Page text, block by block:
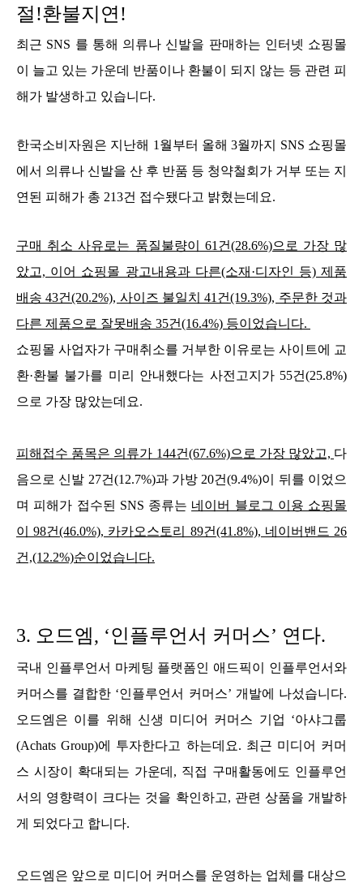
절!환불지연!
최근 SNS 를 통해 의류나 신발을 판매하는 인터넷 쇼핑몰
이 늘고 있는 가운데 반품이나 환불이 되지 않는 등 관련 피
해가 발생하고 있습니다.
한국소비자원은 지난해 1월부터 올해 3월까지 SNS 쇼핑몰
에서 의류나 신발을 산 후 반품 등 청약철회가 거부 또는 지
연된 피해가 총 213건 접수됐다고 밝혔는데요.
구매 취소 사유로는 품질불량이 61건(28.6%)으로 가장 많
았고, 이어 쇼핑몰 광고내용과 다른(소재·디자인 등) 제품
배송 43건(20.2%), 사이즈 불일치 41건(19.3%), 주문한 것과
다른 제품으로 잘못배송 35건(16.4%) 등이었습니다.
쇼핑몰 사업자가 구매취소를 거부한 이유로는 사이트에 교
환·환불 불가를 미리 안내했다는 사전고지가 55건(25.8%)
으로 가장 많았는데요.
피해접수 품목은 의류가 144건(67.6%)으로 가장 많았고, 다
음으로 신발 27건(12.7%)과 가방 20건(9.4%)이 뒤를 이었으
며 피해가 접수된 SNS 종류는 네이버 블로그 이용 쇼핑몰
이 98건(46.0%), 카카오스토리 89건(41.8%), 네이버밴드 26
건,(12.2%)순이었습니다.
3. 오드엠, ‘인플루언서 커머스’ 연다.
국내 인플루언서 마케팅 플랫폼인 애드픽이 인플루언서와
커머스를 결합한 ‘인플루언서 커머스’ 개발에 나섰습니다.
오드엠은 이를 위해 신생 미디어 커머스 기업 ‘아샤그룹
(Achats Group)에 투자한다고 하는데요. 최근 미디어 커머
스 시장이 확대되는 가운데, 직접 구매활동에도 인플루언
서의 영향력이 크다는 것을 확인하고, 관련 상품을 개발하
게 되었다고 합니다.
오드엠은 앞으로 미디어 커머스를 운영하는 업체를 대상으